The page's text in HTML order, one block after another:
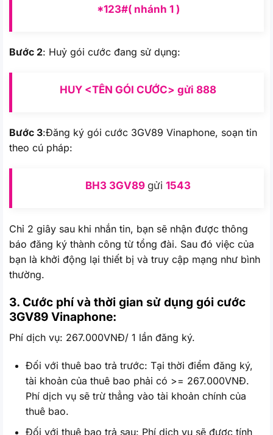
*123#( nhánh 1 )
Bước 2: Huỷ gói cước đang sử dụng:
HUY <TÊN GÓI CƯỚC> gửi 888
Bước 3:Đăng ký gói cước 3GV89 Vinaphone, soạn tin
theo cú pháp:
BH3 3GV89 gửi 1543
Chỉ 2 giây sau khi nhắn tin, bạn sẽ nhận được thông
báo đăng ký thành công từ tổng đài. Sau đó việc của
bạn là khởi động lại thiết bị và truy cập mạng như bình
thường.
3. Cước phí và thời gian sử dụng gói cước
3GV89 Vinaphone:
Phí dịch vụ: 267.000VNĐ/ 1 lần đăng ký.
Đối với thuê bao trả trước: Tại thời điểm đăng ký,
tài khoản của thuê bao phải có >= 267.000VNĐ.
Phí dịch vụ sẽ trừ thẳng vào tài khoản chính của
thuê bao.
Đối với thuê bao trả sau: Phí dịch vụ sẽ được tính